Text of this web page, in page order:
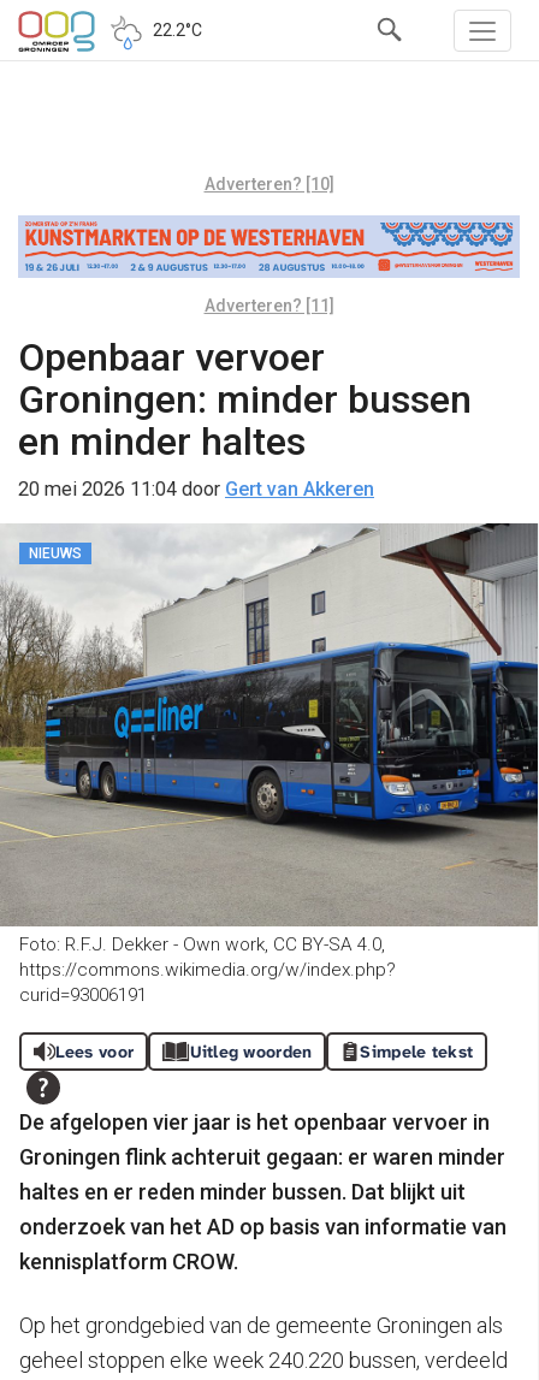
22.2°C
Adverteren? [10]
Adverteren? [11]
Openbaar vervoer
Groningen: minder bussen
en minder haltes
20 mei 2026 11:04 door Gert van Akkeren
NIEUWS
Foto: R.F.J. Dekker - Own work, CC BY-SA 4.0,
https://commons.wikimedia.org/w/index.php?
curid=93006191
Lees voor Uitleg woorden Simpele tekst
De afgelopen vier jaar is het openbaar vervoer in
Groningen flink achteruit gegaan: er waren minder
haltes en er reden minder bussen. Dat blijkt uit
onderzoek van het AD op basis van informatie van
kennisplatform CROW.
Op het grondgebied van de gemeente Groningen als
geheel stoppen elke week 240.220 bussen, verdeeld